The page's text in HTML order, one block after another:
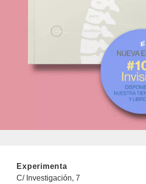
Experimenta
C/ Investigación, 7